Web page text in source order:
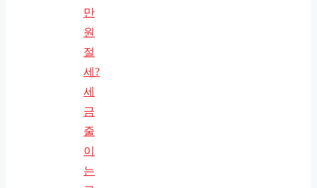
만
원
절
세?
세
금
줄
이
는